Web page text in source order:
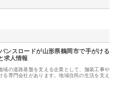
ンスロードが山形県鶴岡市で手がける
求人情報
域の道路基盤を支える企業として、舗装工事や
る専門会社があります。地域住民の生活を支え